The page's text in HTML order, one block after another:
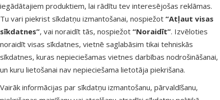
iegādātajiem produktiem, lai rādītu tev interesējošas reklāmas.
Tu vari piekrist sīkdatņu izmantošanai, nospiežot “Atļaut visas
sīkdatnes”, vai noraidīt tās, nospiežot “Noraidīt”. Izvēloties
noraidīt visas sīkdatnes, vietnē saglabāsim tikai tehniskās
sīkdatnes, kuras nepieciešamas vietnes darbības nodrošināšanai,
un kuru lietošanai nav nepieciešama lietotāja piekrišana.
Vairāk informācijas par sīkdatņu izmantošanu, pārvaldīšanu,
Raksti e-pastā Zvani – 26 100 502
sākt saraksti
Apmeklē klātienē
kādu no mūsu veikaliem